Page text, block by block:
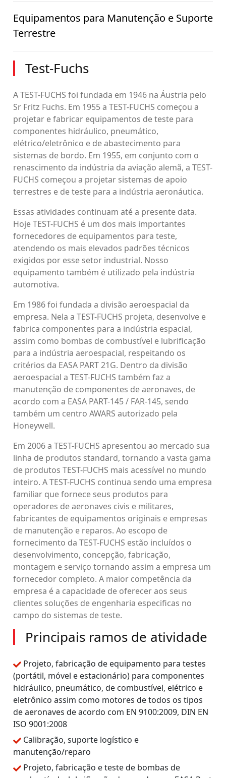
Equipamentos para Manutenção e Suporte
Terrestre
Test-Fuchs
A TEST-FUCHS foi fundada em 1946 na Áustria pelo
Sr Fritz Fuchs. Em 1955 a TEST-FUCHS começou a
projetar e fabricar equipamentos de teste para
componentes hidráulico, pneumático,
elétrico/eletrônico e de abastecimento para
sistemas de bordo. Em 1955, em conjunto com o
renascimento da indústria da aviação alemã, a TEST-
FUCHS começou a projetar sistemas de apoio
terrestres e de teste para a indústria aeronáutica.
Essas atividades continuam até a presente data.
Hoje TEST-FUCHS é um dos mais importantes
fornecedores de equipamentos para teste,
atendendo os mais elevados padrões técnicos
exigidos por esse setor industrial. Nosso
equipamento também é utilizado pela indústria
automotiva.
Em 1986 foi fundada a divisão aeroespacial da
empresa. Nela a TEST-FUCHS projeta, desenvolve e
fabrica componentes para a indústria espacial,
assim como bombas de combustível e lubrificação
para a indústria aeroespacial, respeitando os
critérios da EASA PART 21G. Dentro da divisão
aeroespacial a TEST-FUCHS também faz a
manutenção de componentes de aeronaves, de
acordo com a EASA PART-145 / FAR-145, sendo
também um centro AWARS autorizado pela
Honeywell.
Em 2006 a TEST-FUCHS apresentou ao mercado sua
linha de produtos standard, tornando a vasta gama
de produtos TEST-FUCHS mais acessível no mundo
inteiro. A TEST-FUCHS continua sendo uma empresa
familiar que fornece seus produtos para
operadores de aeronaves civis e militares,
fabricantes de equipamentos originais e empresas
de manutenção e reparos. Ao escopo de
fornecimento da TEST-FUCHS estão incluídos o
desenvolvimento, concepção, fabricação,
montagem e serviço tornando assim a empresa um
fornecedor completo. A maior competência da
empresa é a capacidade de oferecer aos seus
clientes soluções de engenharia especificas no
campo do sistemas de teste.
Principais ramos de atividade
Projeto, fabricação de equipamento para testes
(portátil, móvel e estacionário) para componentes
hidráulico, pneumático, de combustível, elétrico e
eletrônico assim como motores de todos os tipos
de aeronaves de acordo com EN 9100:2009, DIN EN
ISO 9001:2008
Calibração, suporte logístico e
manutenção/reparo
Projeto, fabricação e teste de bombas de